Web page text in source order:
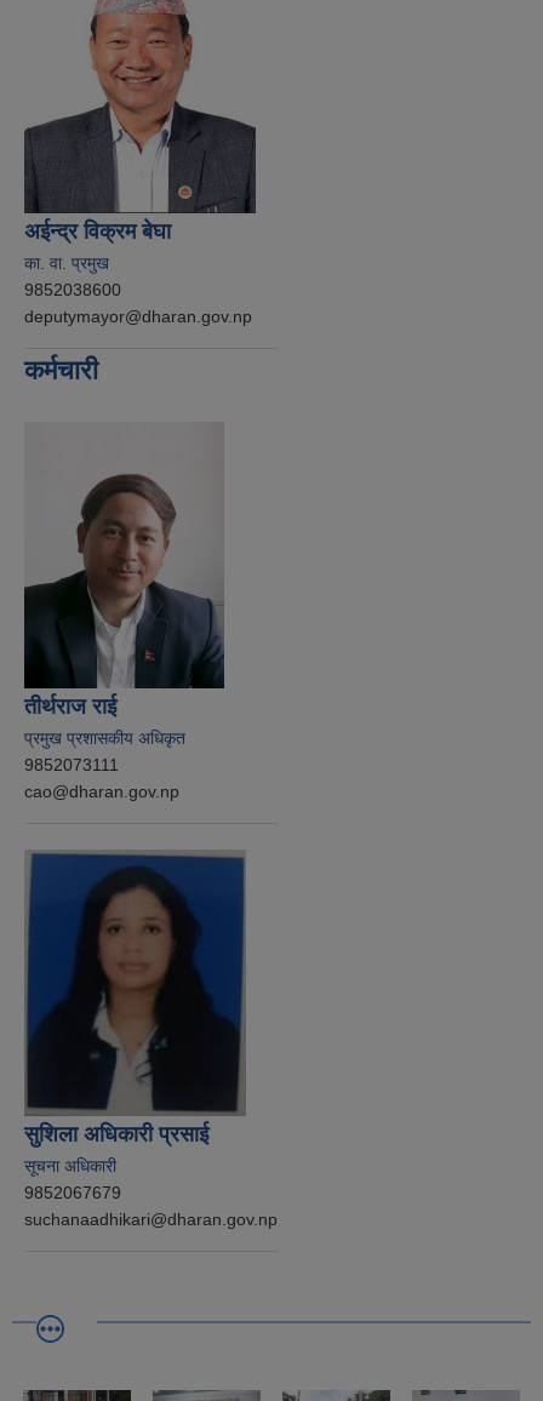
अईन्द्र विक्रम बेघा
का. वा. प्रमुख
9852038600
deputymayor@dharan.gov.np
कर्मचारी
तीर्थराज राई
प्रमुख प्रशासकीय अधिकृत
9852073111
cao@dharan.gov.np
सुशिला अधिकारी प्रसाई
सूचना अधिकारी
9852067679
suchanaadhikari@dharan.gov.np